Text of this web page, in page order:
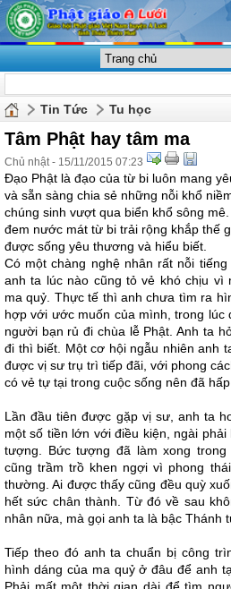
Tin Tức Tu học
Tâm Phật hay tâm ma
Chủ nhật - 15/11/2015 07:23
Đạo Phật là đạo của từ bi luôn mang
và sẵn sàng chia sẻ những nỗi khổ
chúng sinh vượt qua biển khổ sông
đem nước mát từ bi trải rộng khắp thế
được sống yêu thương và hiểu biết.
Có một chàng nghệ nhân rất nỗi
anh ta lúc nào cũng tỏ vẻ khó chịu vì
ma quỷ. Thực tế thì anh chưa tìm ra
hợp với ước muốn của mình, trong
người bạn rủ đi chùa lễ Phật. Anh ta
đi thì biết. Một cơ hội ngẫu nhiên anh
được vị sư trụ trì tiếp đãi, với phong
có vẻ tự tại trong cuộc sống nên đã
Lần đầu tiên được gặp vị sư, anh ta
một số tiền lớn với điều kiện, ngài
tượng. Bức tượng đã làm xong
cũng trầm trồ khen ngợi vì phong
thường. Ai được thấy cũng đều quỳ
hết sức chân thành. Từ đó về sau
nhân nữa, mà gọi anh ta là bậc Thánh
Tiếp theo đó anh ta chuẩn bị công
hình dáng của ma quỷ ở đâu để anh